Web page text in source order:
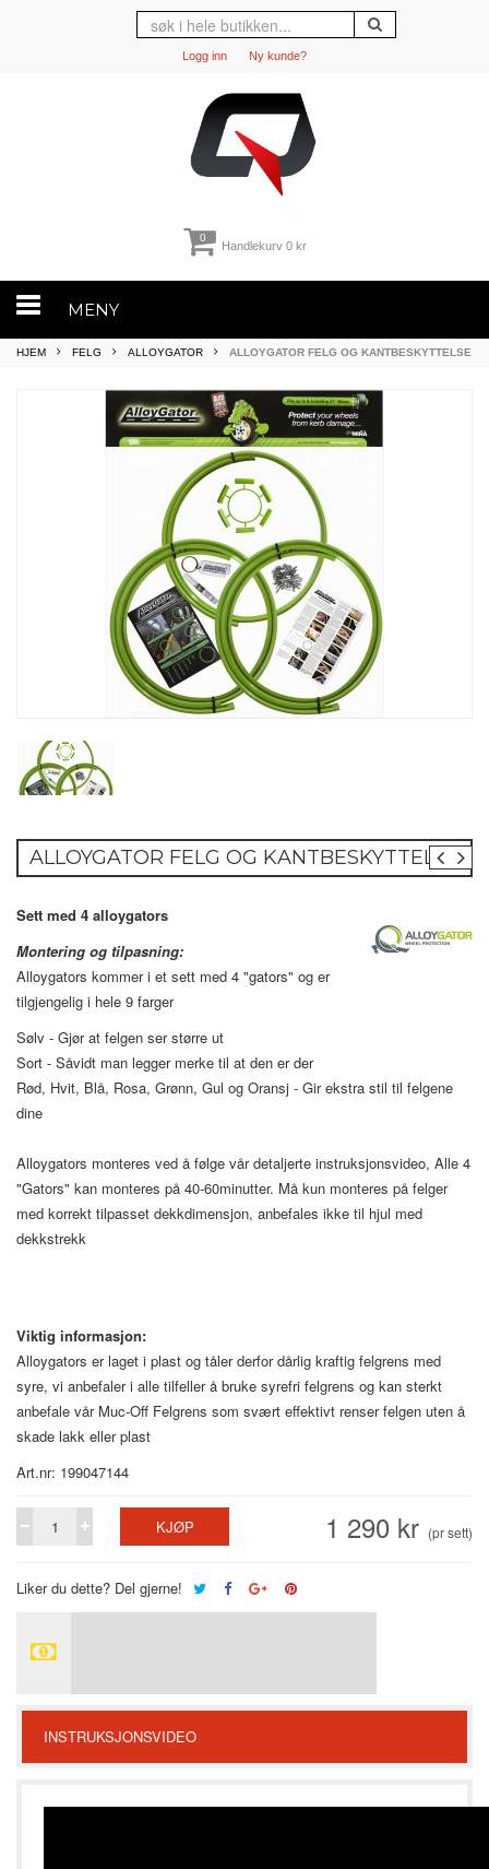
Logg inn Ny kunde?
0
Handlekurv 0 kr
MENY
HJEM FELG ALLOYGATOR ALLOYGATOR FELG OG KANTBESKYTTELSE
ALLOYGATOR FELG OG KANTBESKYTTELSE
Sett med 4 alloygators
Montering og tilpasning:
Alloygators kommer i et sett med 4 "gators" og er
tilgjengelig i hele 9 farger
Sølv - Gjør at felgen ser større ut
Sort - Såvidt man legger merke til at den er der
Rød, Hvit, Blå, Rosa, Grønn, Gul og Oransj - Gir ekstra stil til felgene
dine
Alloygators monteres ved å følge vår detaljerte instruksjonsvideo, Alle 4
"Gators" kan monteres på 40-60minutter. Må kun monteres på felger
med korrekt tilpasset dekkdimensjon, anbefales ikke til hjul med
dekkstrekk
Viktig informasjon:
Alloygators er laget i plast og tåler derfor dårlig kraftig felgrens med
syre, vi anbefaler i alle tilfeller å bruke syrefri felgrens og kan sterkt
anbefale vår Muc-Off Felgrens som svært effektivt renser felgen uten å
skade lakk eller plast
Art.nr: 199047144
1 290 kr (pr sett)
KJØP
Liker du dette? Del gjerne!
INSTRUKSJONSVIDEO